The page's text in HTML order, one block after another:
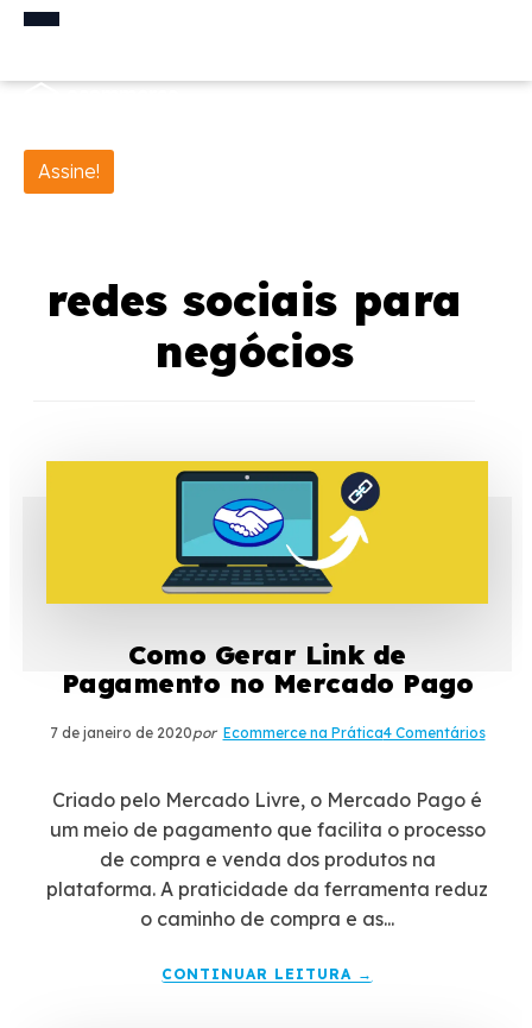
Assine!
redes sociais para
negócios
Como Gerar Link de
Pagamento no Mercado Pago
7 de janeiro de 2020por Ecommerce na Prática4 Comentários
Criado pelo Mercado Livre, o Mercado Pago é
um meio de pagamento que facilita o processo
de compra e venda dos produtos na
plataforma. A praticidade da ferramenta reduz
o caminho de compra e as...
CONTINUAR LEITURA →